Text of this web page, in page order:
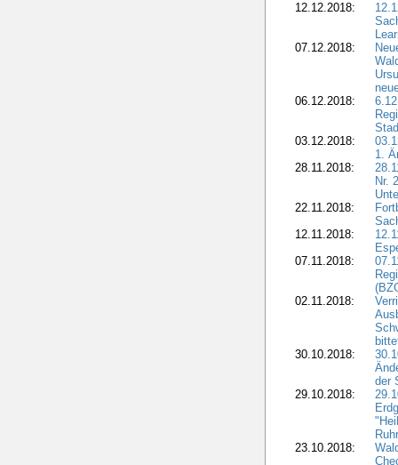
12.12.2018:
07.12.2018:
06.12.2018:
03.12.2018:
1.
28.11.2018:
Nr.
22.11.2018:
12.11.2018:
07.11.2018:
02.11.2018:
30.10.2018:
der
29.10.2018:
23.10.2018: